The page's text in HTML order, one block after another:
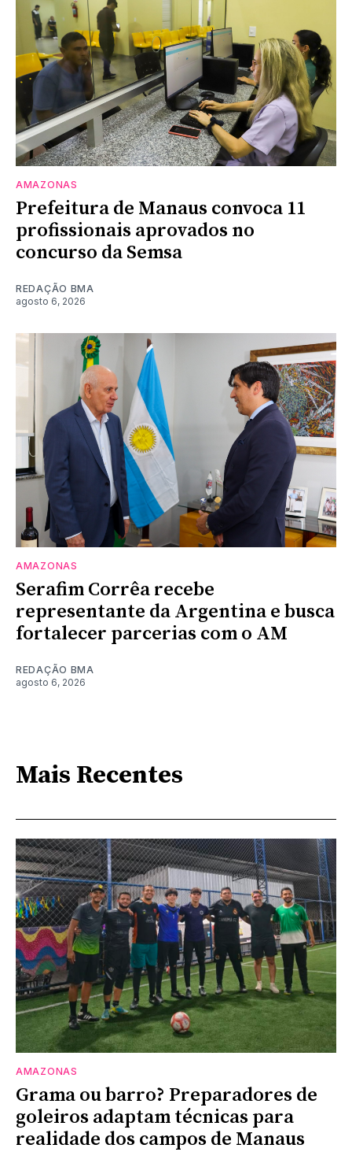
AMAZONAS
Prefeitura de Manaus convoca 11
profissionais aprovados no
concurso da Semsa
REDAÇÃO BMA
agosto 6, 2026
AMAZONAS
Serafim Corrêa recebe
representante da Argentina e busca
fortalecer parcerias com o AM
REDAÇÃO BMA
agosto 6, 2026
Mais Recentes
AMAZONAS
Grama ou barro? Preparadores de
goleiros adaptam técnicas para
realidade dos campos de Manaus